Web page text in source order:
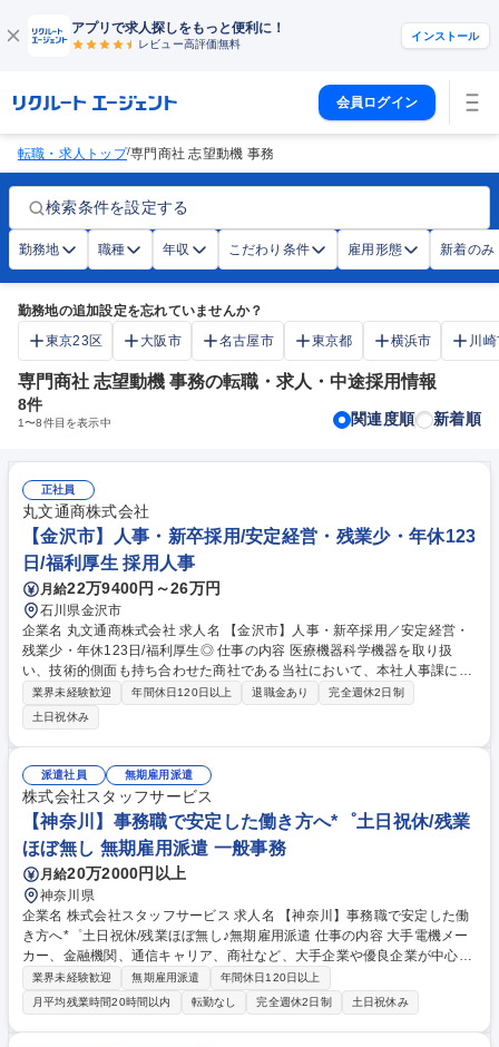
アプリで求人探しをもっと便利に！
レビュー高評価無料
インストール
会員ログイン
転職・求人トップ/専門商社 志望動機 事務
検索条件を設定する
勤務地 職種 年収 こだわり条件 雇用形態 新着のみ
勤務地の追加設定を忘れていませんか？
東京23区
大阪市 名古屋市 東京都 横浜市 川
専門商社 志望動機 事務の転職・求人・中途採用情報
8件
1〜8件目を表示中 関連度順 新着順
正社員
丸文通商株式会社
【金沢市】人事・新卒採用/安定経営・残業少・年休123
日/福利厚生 採用人事
月給22万9400円～26万円
石川県金沢市
企業名 丸文通商株式会社 求人名 【金沢市】人事・新卒採用／安定経営・
残業少・年休123日/福利厚生◎ 仕事の内容 医療機器科学機器を取り扱
い、技術的側面も持ち合わせた商社である当社において、本社人事課にて
人事業務全般をお任せいたします。まずは採用業務をメインに徐々に人事
としての仕事の幅を拡げていきます。 【入社後すぐにお任せしたいこ
と】・採用業務（主に新卒採用業務の母集団形成、応募者対応、面接準
備・実施、内定者フォローなど） 【中長期的には】・社保厚生業務（勤怠
管理、給与処理、入退社手続き、社会保険手続など）・制度運用（人事考
課、制度設計、制度運用など）・人材育成業務・人件費予算関連（人件費
予算案作成、引当金見直し、賞与案作成など）・その他（持株会関連、退
職金関連、面談実施など） 募集職種 【金沢市】人事・新卒採用／安定経
営・残業少・年休123日/福利厚生◎
業界未経験歓迎 年間休日120日以上 退職金あり
完全週休2日制
土日祝休み
派遣社員 無期雇用派遣
株式会社スタッフサービス
【神奈川】事務職で安定した働き方へ*゜土日祝休/残業
ほぼ無し 無期雇用派遣 一般事務
月給20万2000円以上
神奈川県
企業名 株式会社スタッフサービス 求人名 【神奈川】事務職で安定した働
き方へ*゜土日祝休/残業ほぼ無し♪無期雇用派遣 仕事の内容 大手電機メー
カー、金融機関、通信キャリア、商社など、大手企業や優良企業が中心♪
スタッフサービスのミラエール社員として入社し、当社の契約企業でオフ
ィスワークを担当していただきます。 ◇具体的な業務例◇ ・PCによるデ
ータ入力集計 ・各種資料作成 ・伝票整理、経理補助 ・電話やメールの対
応 ・受発注業務のサポートなど ◇担当職種例◇ 一般事務、人事事務、総
業界未経験歓迎 無期雇用派遣
年間休日120日以上
月平均残業時間20時間以内
転勤なし 完全週休2日制 土日祝休み